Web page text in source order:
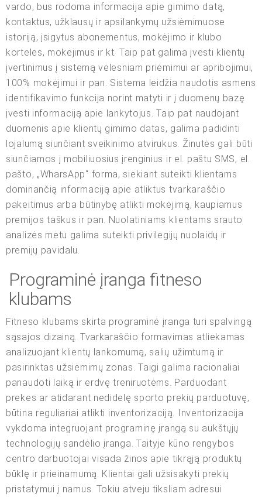
vardo, bus rodoma informacija apie gimimo datą,
kontaktus, užklausų ir apsilankymų užsiėmimuose
istoriją, įsigytus abonementus, mokėjimo ir klubo
korteles, mokėjimus ir kt. Taip pat galima įvesti klientų
įvertinimus į sistemą vėlesniam priėmimui ar apribojimui,
100% mokėjimui ir pan. Sistema leidžia naudotis asmens
identifikavimo funkcija norint matyti ir į duomenų bazę
įvesti informaciją apie lankytojus. Taip pat naudojant
duomenis apie klientų gimimo datas, galima padidinti
lojalumą siunčiant sveikinimo atvirukus. Žinutės gali būti
siunčiamos į mobiliuosius įrenginius ir el. paštu SMS, el.
pašto, „WharsApp“ forma, siekiant suteikti klientams
dominančią informaciją apie atliktus tvarkaraščio
pakeitimus arba būtinybę atlikti mokėjimą, kaupiamus
premijos taškus ir pan. Nuolatiniams klientams srauto
analizės metu galima suteikti privilegijų nuolaidų ir
premijų pavidalu.
Programinė įranga fitneso
klubams
Fitneso klubams skirta programinė įranga turi spalvingą
sąsajos dizainą. Tvarkaraščio formavimas atliekamas
analizuojant klientų lankomumą, salių užimtumą ir
pasirinktas užsiėmimų zonas. Taigi galima racionaliai
panaudoti laiką ir erdvę treniruotėms. Parduodant
prekes ar atidarant nedidelę sporto prekių parduotuvę,
būtina reguliariai atlikti inventorizaciją. Inventorizacija
vykdoma integruojant programinę įrangą su aukštųjų
technologijų sandėlio įranga. Taityje kūno rengybos
centro darbuotojai visada žinos apie tikrąją produktų
būklę ir prieinamumą. Klientai gali užsisakyti prekių
pristatymui į namus. Tokiu atveju tiksliam adresui